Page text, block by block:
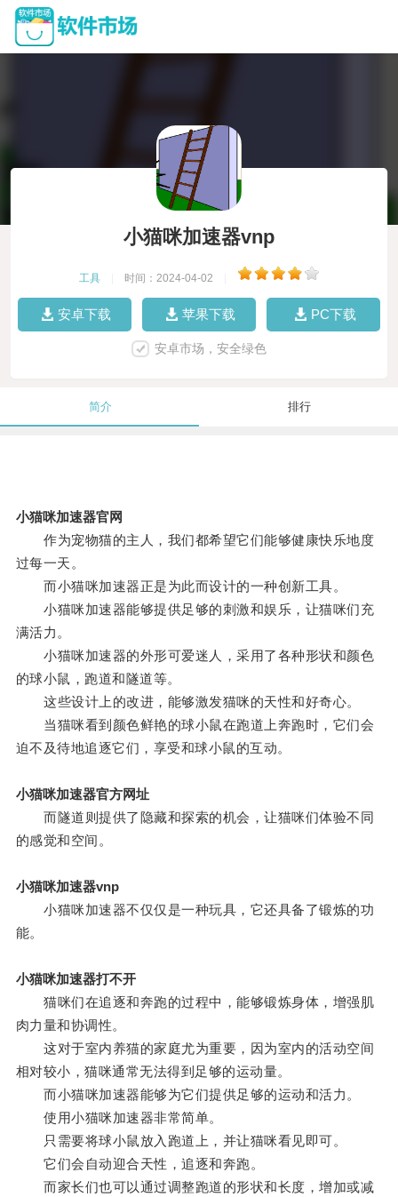
小猫咪加速器vnp
工具 时间：2024-04-02
安卓下载 苹果下载 PC下载
安卓市场，安全绿色
简介 排行
小猫咪加速器官网
作为宠物猫的主人，我们都希望它们能够健康快乐地度
过每一天。
而小猫咪加速器正是为此而设计的一种创新工具。
小猫咪加速器能够提供足够的刺激和娱乐，让猫咪们充
满活力。
小猫咪加速器的外形可爱迷人，采用了各种形状和颜色
的球小鼠，跑道和隧道等。
这些设计上的改进，能够激发猫咪的天性和好奇心。
当猫咪看到颜色鲜艳的球小鼠在跑道上奔跑时，它们会
迫不及待地追逐它们，享受和球小鼠的互动。
小猫咪加速器官方网址
而隧道则提供了隐藏和探索的机会，让猫咪们体验不同
的感觉和空间。
小猫咪加速器vnp
小猫咪加速器不仅仅是一种玩具，它还具备了锻炼的功
能。
小猫咪加速器打不开
猫咪们在追逐和奔跑的过程中，能够锻炼身体，增强肌
肉力量和协调性。
这对于室内养猫的家庭尤为重要，因为室内的活动空间
相对较小，猫咪通常无法得到足够的运动量。
而小猫咪加速器能够为它们提供足够的运动和活力。
使用小猫咪加速器非常简单。
只需要将球小鼠放入跑道上，并让猫咪看见即可。
它们会自动迎合天性，追逐和奔跑。
而家长们也可以通过调整跑道的形状和长度，增加或减